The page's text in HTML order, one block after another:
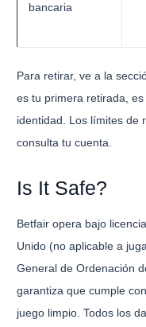
bancaria
Para retirar, ve a la
es tu primera retirada,
identidad. Los límites
consulta tu cuenta.
Is It Safe?
Betfair opera bajo
Unido (no aplicable a
General de Ordenación
garantiza que cumple
juego limpio. Todos los